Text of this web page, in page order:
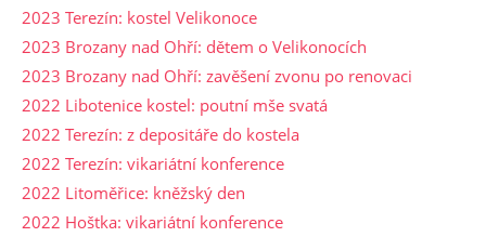
2023 Terezín: kostel Velikonoce
2023 Brozany nad Ohří: dětem o Velikonocích
2023 Brozany nad Ohří: zavěšení zvonu po renovaci
2022 Libotenice kostel: poutní mše svatá
2022 Terezín: z depositáře do kostela
2022 Terezín: vikariátní konference
2022 Litoměřice: kněžský den
2022 Hoštka: vikariátní konference